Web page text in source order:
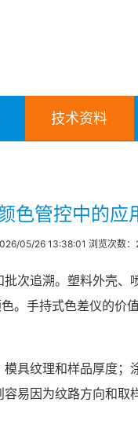
技术资料
色管控中的应
05/26 13:38:01 浏览次数
次追溯。塑料外壳
。手持式色差仪的
具纹理和样品厚度
易因为纹路方向和